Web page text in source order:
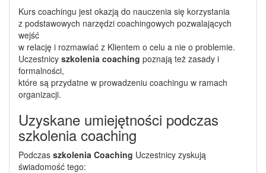
Kurs coachingu jest okazją do nauczenia się korzystania
z podstawowych narzędzi coachingowych pozwalających
wejść
w relację i rozmawiać z Klientem o celu a nie o problemie.
Uczestnicy szkolenia coaching poznają też zasady i
formalności,
które są przydatne w prowadzeniu coachingu w ramach
organizacji.
Uzyskane umiejętności podczas
szkolenia coaching
Podczas szkolenia Coaching Uczestnicy zyskują
świadomość tego: